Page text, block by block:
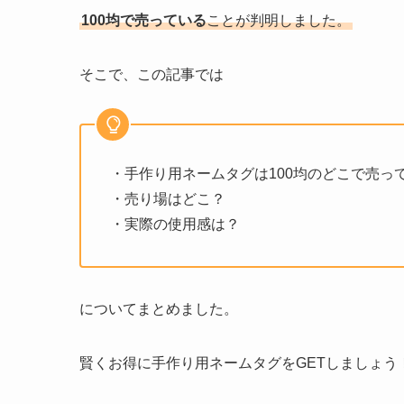
100均で売っていることが判明しました。
そこで、この記事では
・手作り用ネームタグは100均のどこで売っ
・売り場はどこ？
・実際の使用感は？
についてまとめました。
賢くお得に手作り用ネームタグをGETしましょう